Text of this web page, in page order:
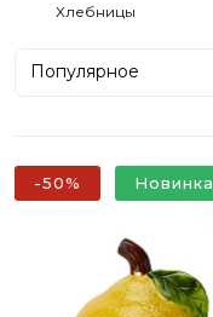
Хлебницы
Популярное
-50% Новинка